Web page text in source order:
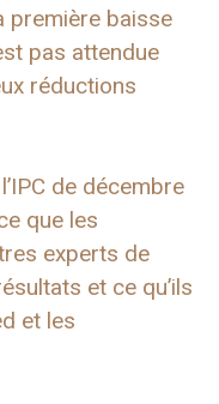
première baisse
pas attendue
réductions
de décembre
que les
experts de
et ce qu’ils
et les